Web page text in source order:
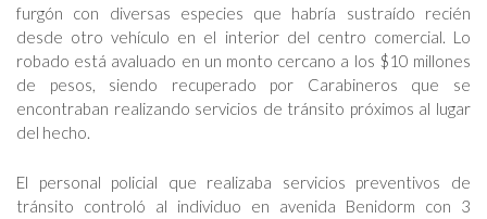
furgón con diversas especies que habría sustraído recién
desde otro vehículo en el interior del centro comercial. Lo
robado está avaluado en un monto cercano a los $10 millones
de pesos, siendo recuperado por Carabineros que se
encontraban realizando servicios de tránsito próximos al lugar
del hecho.
El personal policial que realizaba servicios preventivos de
tránsito controló al individuo en avenida Benidorm con 3